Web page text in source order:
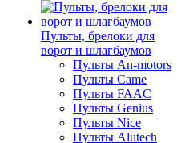
Пульты, брелоки для
ворот и шлагбаумов
Пульты An-motors
Пульты Came
Пульты FAAC
Пульты Genius
Пульты Nice
Пульты Alutech